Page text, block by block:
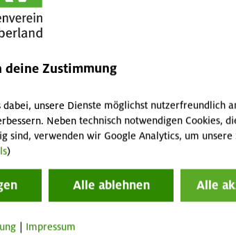
freundlicher Unterstützung von Sport Schuster
Montafon und Rätikon
Zustimmung
dabei, unsere Dienste möglichst nutzerfreundlich
Neben technisch notwendigen Cookies,
sind, verwenden wir Google Analytics, um
)
Alle ablehnen Alle
Impressum